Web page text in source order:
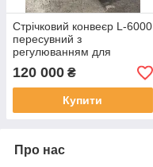
Стрічковий конвеєр L-6000
пересувний з
регулюванням для
транспортування сипучих
матеріалів
120 000 ₴
Купити
Про нас